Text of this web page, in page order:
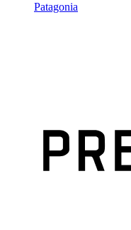
Patagonia